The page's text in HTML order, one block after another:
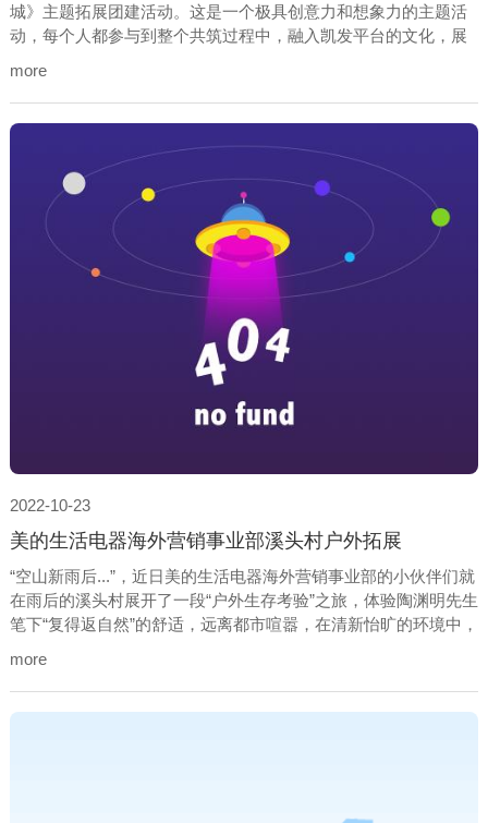
城》主题拓展团建活动。这是一个极具创意力和想象力的主题活
动，每个人都参与到整个共筑过程中，融入凯发平台的文化，展
more
2022-10-23
美的生活电器海外营销事业部溪头村户外拓展
“空山新雨后...”，近日美的生活电器海外营销事业部的小伙伴们就
在雨后的溪头村展开了一段“户外生存考验”之旅，体验陶渊明先生
笔下“复得返自然”的舒适，远离都市喧嚣，在清新怡旷的环境中，
more